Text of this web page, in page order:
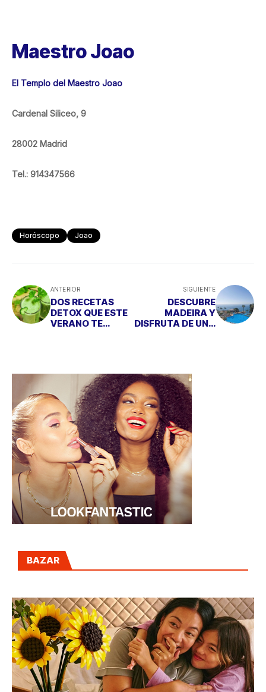
Maestro Joao
El Templo del Maestro Joao
Cardenal Siliceo, 9
28002 Madrid
Tel.: 914347566
Horóscopo Joao
ANTERIOR
DOS RECETAS
DETOX QUE ESTE
VERANO TE
SIGUIENTE
DESCUBRE
MADEIRA Y
DISFRUTA DE UNA
BAZAR